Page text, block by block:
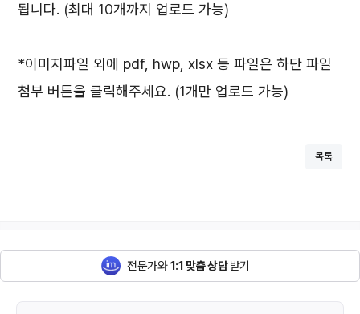
됩니다. (최대 10개까지 업로드 가능)
*이미지파일 외에 pdf, hwp, xlsx 등 파일은 하단 파일
첨부 버튼을 클릭해주세요. (1개만 업로드 가능)
목록
전문가와1:1 맞춤 상담받기